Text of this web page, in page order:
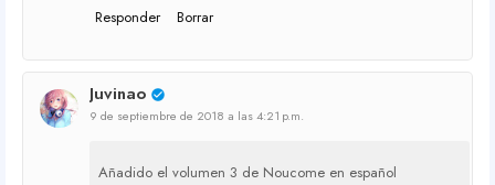
Responder Borrar
Juvinao
9 de septiembre de 2018 a las 4:21 p.m.
Añadido el volumen 3 de Noucome en español